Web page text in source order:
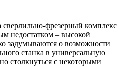
сверлильно-фрезерный комплекс
недостатком – высокой
задумываются о возможности
станка в универсальную
столкнуться с некоторыми